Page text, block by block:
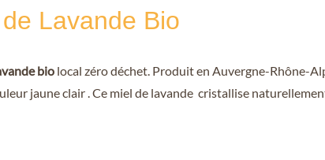
Lavande Bio
biolocal zéro déchet. Produit en Auvergne-Rhône-
jaune clair . Ce miel de lavande cristallise